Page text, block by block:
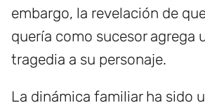
embargo, la revelación de
quería como sucesor agrega
tragedia a su personaje.
La dinámica familiar ha sido